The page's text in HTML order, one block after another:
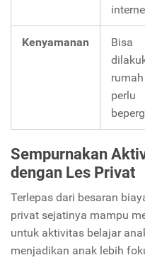
Kenyamanan
Bisa
perlu
Sempurnakan
dengan Les Privat
Terlepas dari besaran
privat sejatinya mampu
untuk aktivitas belajar
menjadikan anak lebih